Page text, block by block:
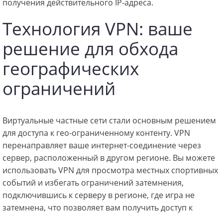
получения действительного IP-адреса.
Технология VPN: ваше
решение для обхода
географических
ограничений
Виртуальные частные сети стали основным решением
для доступа к гео-ограниченному контенту. VPN
перенаправляет ваше интернет-соединение через
сервер, расположенный в другом регионе. Вы можете
использовать VPN для просмотра местных спортивных
событий и избегать ограничений затемнения,
подключившись к серверу в регионе, где игра не
затемнена, что позволяет вам получить доступ к